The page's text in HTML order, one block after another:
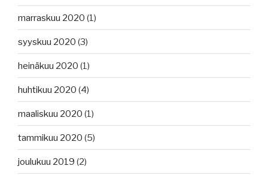
marraskuu 2020 (1)
syyskuu 2020 (3)
heinäkuu 2020 (1)
huhtikuu 2020 (4)
maaliskuu 2020 (1)
tammikuu 2020 (5)
joulukuu 2019 (2)